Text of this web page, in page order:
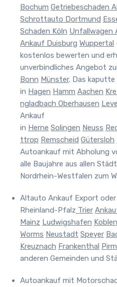
Bochum Getriebeschaden
Schrottauto Dortmund
Schaden Köln Unfallwagen
Ankauf Duisburg Wuppertal
kostenlos bewerten und
unverbindliches Angebot
Bonn Münster. Das
in Hagen Hamm Aachen
ngladbach Oberhausen
Ankauf
in Herne Solingen Neuss
ttrop Remscheid Gütersloh
Autoankauf mit Abholung
alle Baujahre aus allen
Nordrhein-Westfalen zum
Altauto Ankauf Export
Rheinland-Pfalz Trier
Mainz Ludwigshafen
Worms Neustadt Speyer
Kreuznach Frankenthal
anderen Gemeinden und
Autoankauf mit